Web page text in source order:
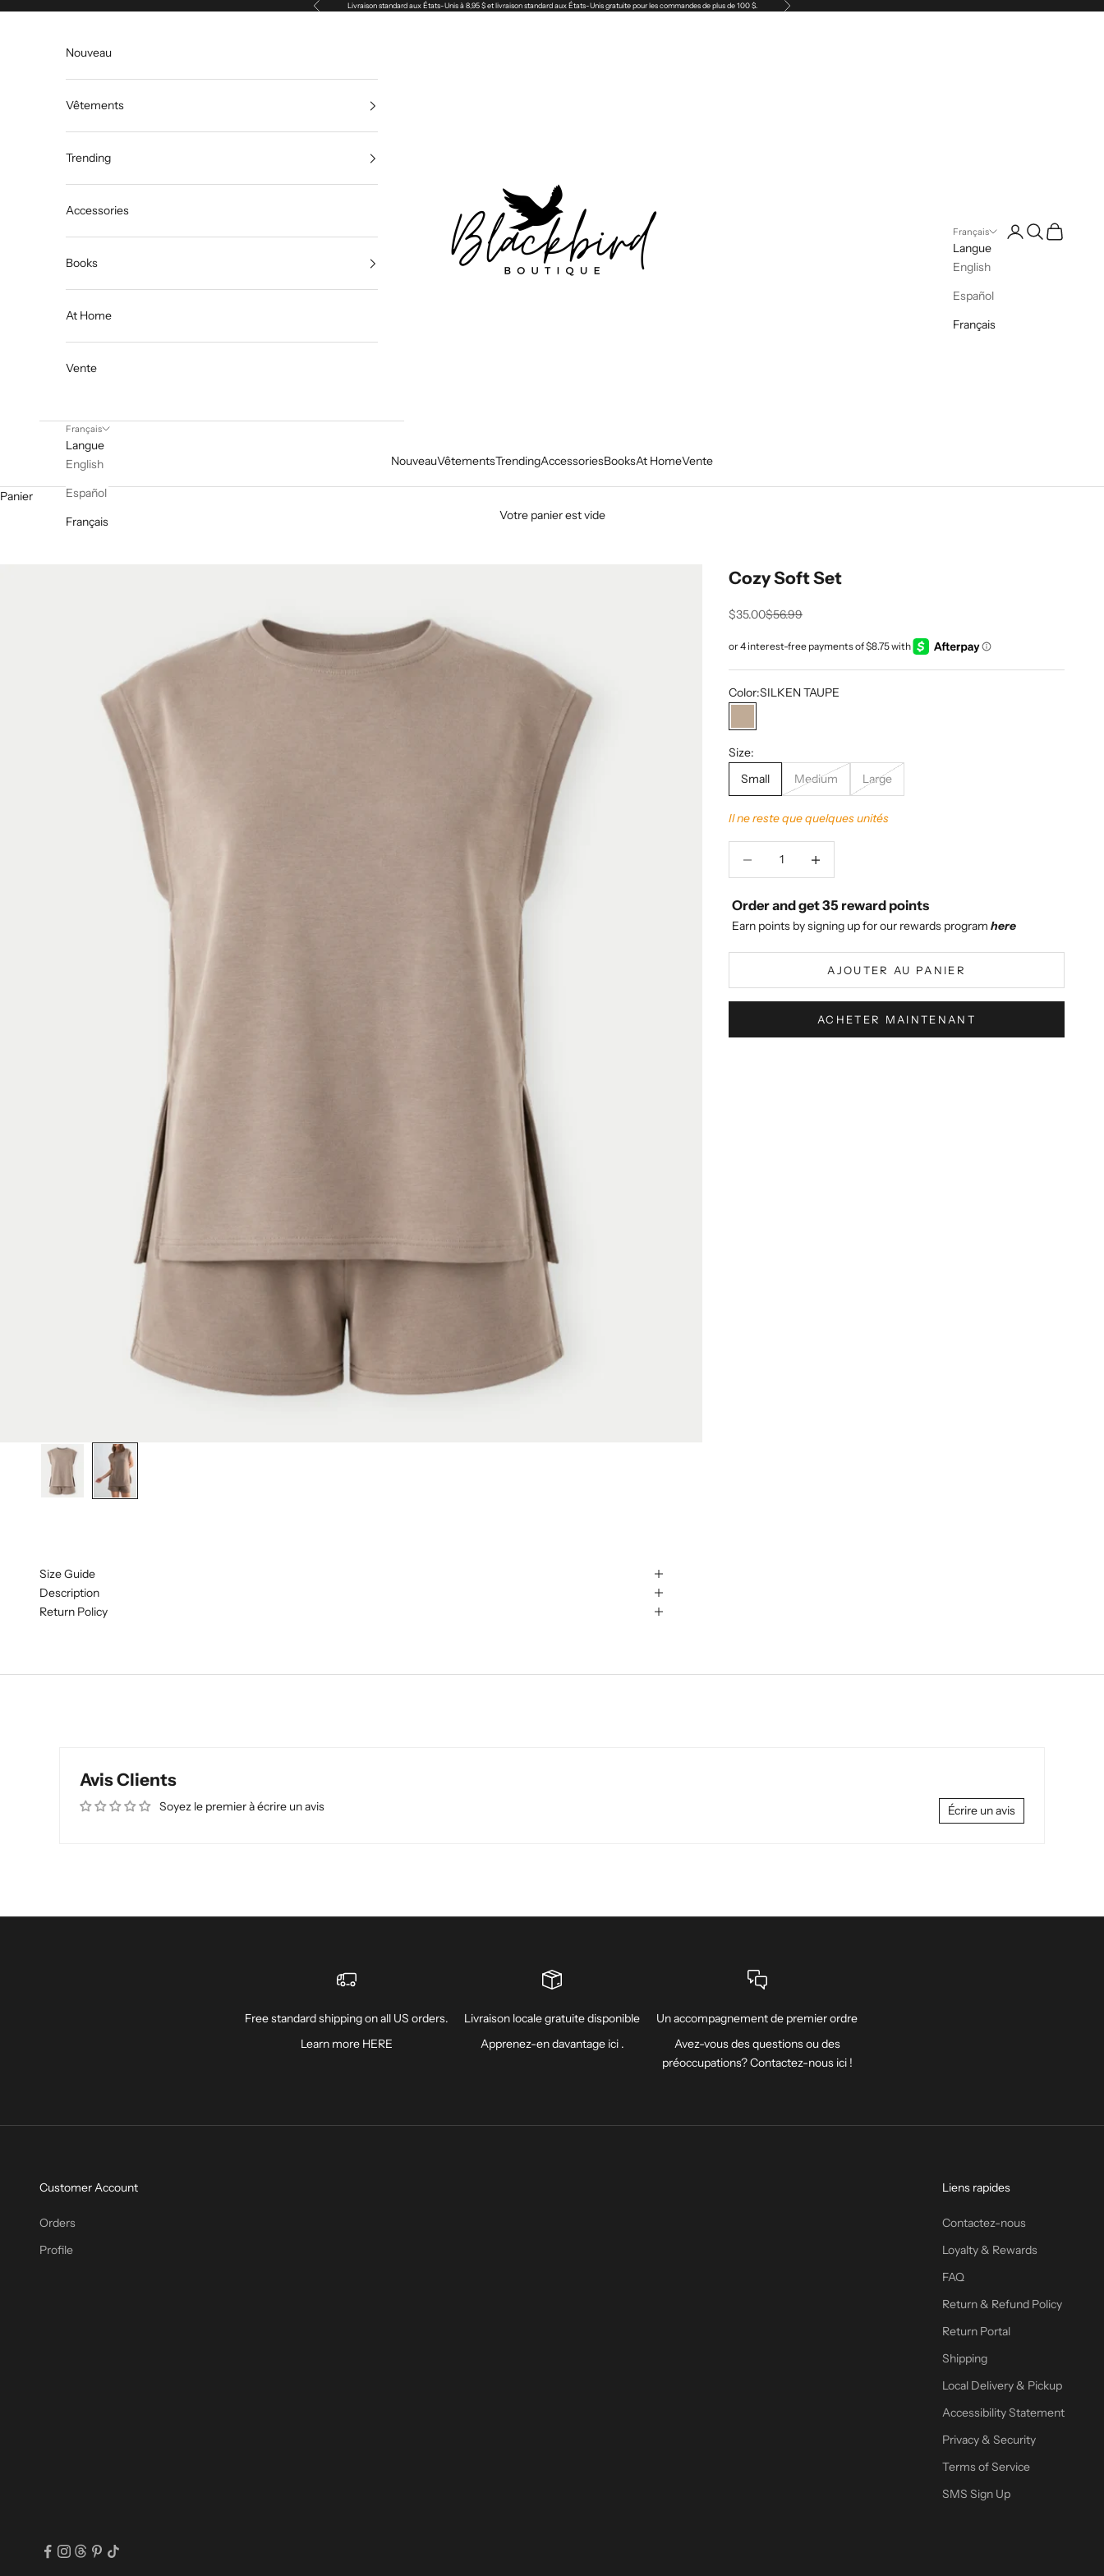
Passer au contenu PrécédentLivraison standard aux États-Unis à 8,95 $ et livraison standard aux États-Unis gratuite pour les commandes de plus de 100 $. Suivant
Blackbird Boutique
NouveauVêtementsTrendingAccessoriesBooksAt HomeVente
Français
Langue
English
Español
Français
Connexion
Recherche
Panier
Nouveau
Vêtements
Trending
Accessories
Books
At Home
Vente
Français
Langue
English
Español
Français
Panier
Votre panier est vide
Cozy Soft Set
Prix de vente
$35.00Prix normal
$56.99
Color:SILKEN TAUPE
SILKEN TAUPE
Size:
Small
Medium Large
Il ne reste que quelques unités
Order and get35 reward points
Earn points by signing up for our rewards programhere
AJOUTER AU PANIER
ACHETER MAINTENANT
Size Guide
Description
Return Policy
Avis Clients
Soyez le premier à écrire un avis Écrire un avis
Free standard shipping on all US orders.
Learn more HERE
Livraison locale gratuite disponible
Apprenez-en davantage ici.
Un accompagnement de premier ordre
Avez-vous des questions ou des
préoccupations? Contactez-nous ici!
Customer Account
Orders
Profile
Liens rapides
Contactez-nous
Loyalty & Rewards
FAQ
Return & Refund Policy
Return Portal
Shipping
Local Delivery & Pickup
Accessibility Statement
Privacy & Security
Terms of Service
SMS Sign Up